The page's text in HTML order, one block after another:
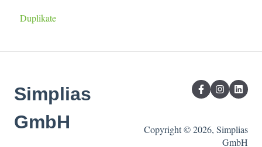
Duplikate
Simplias
GmbH
Copyright © 2026, Simplias
GmbH